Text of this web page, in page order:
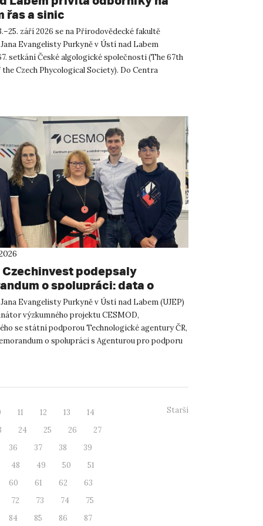
řas a sinic
září 2026 se na Přírodovědecké fakultě
Evangelisty Purkyně v Ústí nad Labem
setkání České algologické společnosti (The 67th
Czech Phycological Society). Do Centra
Czechinvest podepsaly
o spolupráci: data o
prostředí posílí
CESMOD
Evangelisty Purkyně v Ústí nad Labem (UJEP)
výzkumného projektu CESMOD,
se státní podporou Technologické agentury ČR,
o spolupráci s Agenturou pro podporu
11 12 13
14
24 25 26
27
36
37 38
39
48
49 50
51
60
61 62
63
72
73 74
75
84
85 86 87
Starší